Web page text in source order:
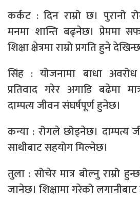
कर्कट : दिन राम्रो छ। पुरानो
मनमा शान्ति बढ्नेछ। प्रेममा
शिक्षा क्षेत्रमा राम्रो प्रगति हुने
सिंह : योजनामा बाधा
प्रतिवाद गरेर अगाडि बढेमा
दाम्पत्य जीवन संघर्षपूर्ण हुनेछ।
कन्या : रोगले छोड्नेछ। दाम्पत्य
साथीबाट सहयोग मिल्नेछ।
तुला : सोचेर मात्र बोल्नु राम्रो
जानेछ। शिक्षामा गरेको